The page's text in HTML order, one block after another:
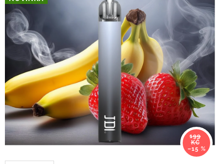
199
KČ
–15 %